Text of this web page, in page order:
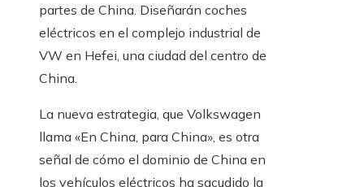
partes de China. Diseñarán coches
eléctricos en el complejo industrial de
VW en Hefei, una ciudad del centro de
China.
La nueva estrategia, que Volkswagen
llama «En China, para China», es otra
señal de cómo el dominio de China en
los vehículos eléctricos ha sacudido la